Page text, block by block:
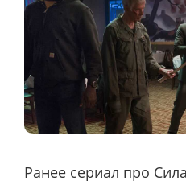
Ранее сериал про